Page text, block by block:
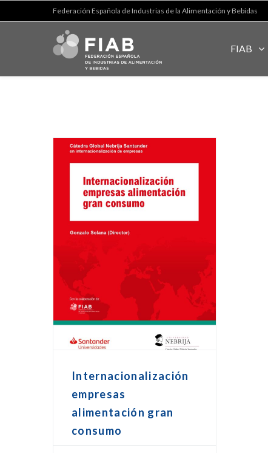
Federación Española de Industrias de la Alimentación y Bebidas
FIAB
Internacionalización
empresas
alimentación gran
consumo